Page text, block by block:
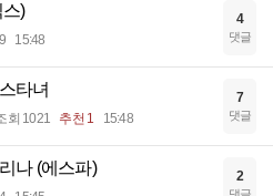
스)
15:48
4
댓글
타녀
회 1021 추천 1 15:48
7
댓글
나 (에스파) 2